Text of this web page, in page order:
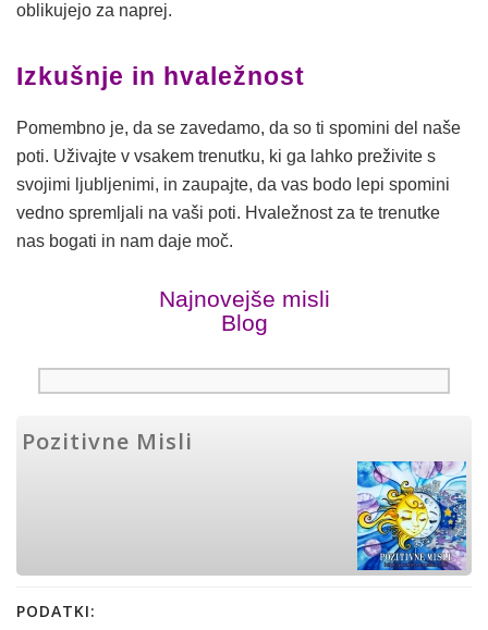
oblikujejo za naprej.
Izkušnje in hvaležnost
Pomembno je, da se zavedamo, da so ti spomini del naše
poti. Uživajte v vsakem trenutku, ki ga lahko preživite s
svojimi ljubljenimi, in zaupajte, da vas bodo lepi spomini
vedno spremljali na vaši poti. Hvaležnost za te trenutke
nas bogati in nam daje moč.
Najnovejše misli
Blog
Pozitivne Misli
PODATKI: